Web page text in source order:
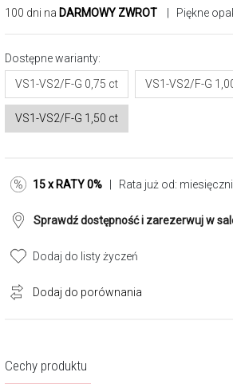
100 dni na DARMOWY ZWROT | Piękne
Dostępne warianty:
VS1-VS2/F-G 0,75 ct
VS1-VS2/F-G
VS1-VS2/F-G 1,50 ct
15 x RATY 0% | Rata już od:
Sprawdź dostępność i zarezerwuj w
Dodaj do listy życzeń
Dodaj do porównania
Cechy produktu